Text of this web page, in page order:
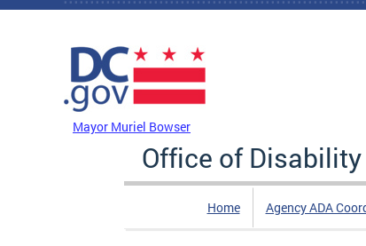
Skip to main content
Mayor Muriel Bowser
Office of
Home Agency ADA